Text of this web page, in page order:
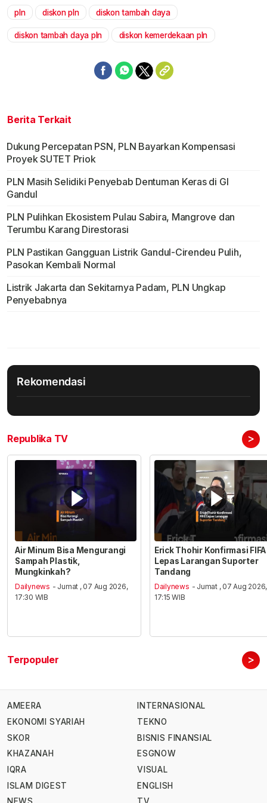
pln diskon pln diskon tambah daya
diskon tambah daya pln diskon kemerdekaan pln
Berita Terkait
Dukung Percepatan PSN, PLN Bayarkan Kompensasi
Proyek SUTET Priok
PLN Masih Selidiki Penyebab Dentuman Keras di GI
Gandul
PLN Pulihkan Ekosistem Pulau Sabira, Mangrove dan
Terumbu Karang Direstorasi
PLN Pastikan Gangguan Listrik Gandul-Cirendeu Pulih,
Pasokan Kembali Normal
Listrik Jakarta dan Sekitarnya Padam, PLN Ungkap
Penyebabnya
Rekomendasi
Republika TV >
Air Minum Bisa Mengurangi
Sampah Plastik,
Mungkinkah?
Dailynews - Jumat , 07 Aug 2026,
17:30 WIB
Erick Thohir Konfirmasi FIFA
Lepas Larangan Suporter
Tandang
Dailynews - Jumat , 07 Aug 2026,
17:15 WIB
Terpopuler >
AMEERA
EKONOMI SYARIAH
SKOR
KHAZANAH
IQRA
ISLAM DIGEST
INTERNASIONAL
TEKNO
BISNIS FINANSIAL
ESGNOW
VISUAL
ENGLISH